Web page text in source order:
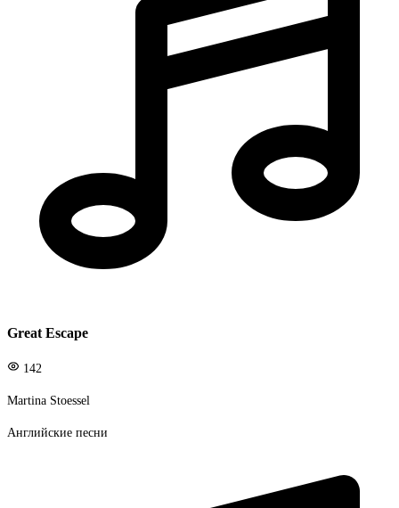
Great Escape
142
Martina Stoessel
Английские песни